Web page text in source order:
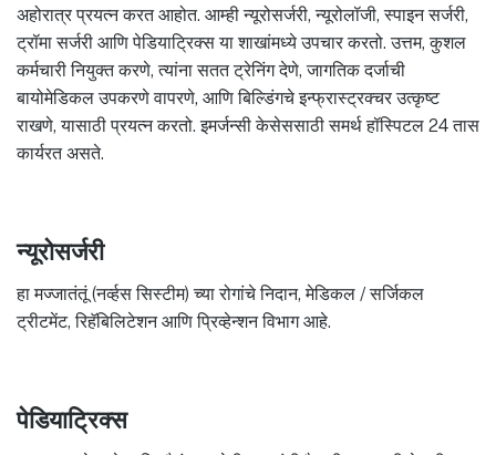
अहोरात्र प्रयत्न करत आहोत. आम्ही न्यूरोसर्जरी, न्यूरोलॉजी, स्पाइन सर्जरी,
ट्रॉमा सर्जरी आणि पेडियाट्रिक्स या शाखांमध्ये उपचार करतो. उत्तम, कुशल
कर्मचारी नियुक्त करणे, त्यांना सतत ट्रेनिंग देणे, जागतिक दर्जाची
बायोमेडिकल उपकरणे वापरणे, आणि बिल्डिंगचे इन्फ्रास्ट्रक्चर उत्कृष्ट
राखणे, यासाठी प्रयत्न करतो. इमर्जन्सी केसेससाठी समर्थ हॉस्पिटल 24 तास
कार्यरत असते.
न्यूरोसर्जरी
हा मज्जातंतूं (नर्व्हस सिस्टीम) च्या रोगांचे निदान, मेडिकल / सर्जिकल
ट्रीटमेंट, रिहॅबिलिटेशन आणि प्रिव्हेन्शन विभाग आहे.
पेडियाट्रिक्स